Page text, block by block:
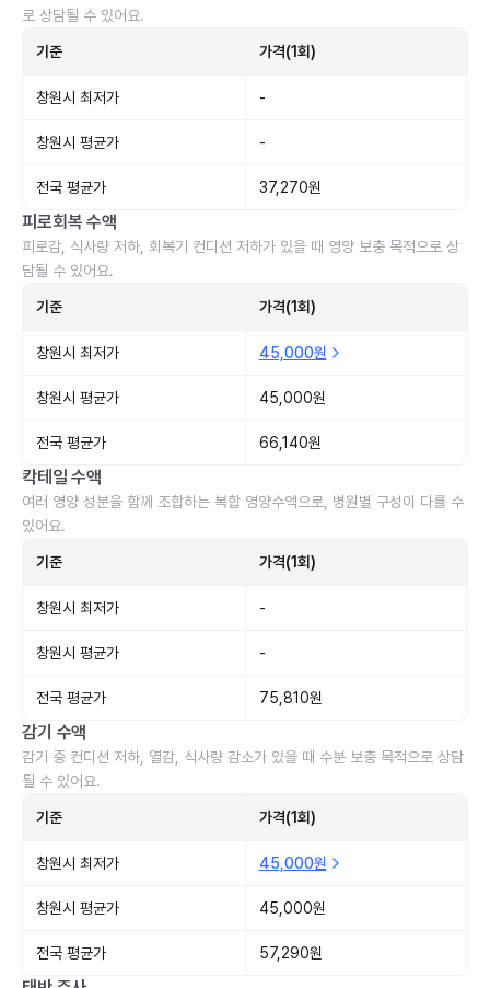
로 상담될 수 있어요.
기준 가격(1회)
창원시 최저가 -
창원시 평균가 -
전국 평균가 37,270원
피로회복 수액
피로감, 식사량 저하, 회복기 컨디션 저하가 있을 때 영양 보충 목적으로 상
담될 수 있어요.
기준 가격(1회)
창원시 최저가 45,000원
창원시 평균가 45,000원
전국 평균가 66,140원
칵테일 수액
여러 영양 성분을 함께 조합하는 복합 영양수액으로, 병원별 구성이 다를 수
있어요.
기준 가격(1회)
창원시 최저가 -
창원시 평균가 -
전국 평균가 75,810원
감기 수액
감기 중 컨디션 저하, 열감, 식사량 감소가 있을 때 수분 보충 목적으로 상담
될 수 있어요.
기준 가격(1회)
창원시 최저가 45,000원
창원시 평균가 45,000원
전국 평균가 57,290원